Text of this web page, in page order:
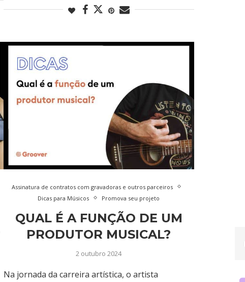
Assinatura de contratos com gravadoras e outros parceiros
Dicas para Músicos
Promova seu projeto
QUAL É A FUNÇÃO DE UM
PRODUTOR MUSICAL?
2 outubro 2024
Na jornada da carreira artística, o artista